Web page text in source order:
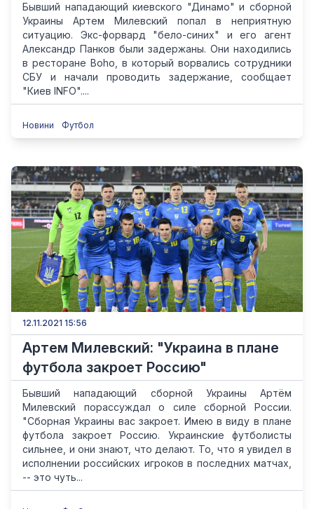
Бывший нападающий киевского "Динамо" и сборной
Украины Артем Милевский попал в неприятную
ситуацию. Экс-форвард "бело-синих" и его агент
Александр Панков были задержаны. Они находились
в ресторане Boho, в который ворвались сотрудники
СБУ и начали проводить задержание, сообщает
"Киев INFO"....
Новини Футбол
12.11.2021 15:56
Артем Милевский: "Украина в плане
футбола закроет Россию"
Бывший нападающий сборной Украины Артём
Милевский порассуждал о силе сборной России.
"Сборная Украины вас закроет. Имею в виду в плане
футбола закроет Россию. Украинские футболисты
сильнее, и они знают, что делают. То, что я увидел в
исполнении российских игроков в последних матчах,
-- это чуть...